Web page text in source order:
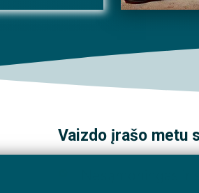
Vaizdo įrašo metu